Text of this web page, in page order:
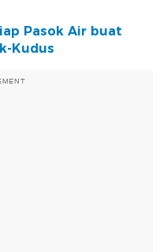
Pasok Air buat
Kudus